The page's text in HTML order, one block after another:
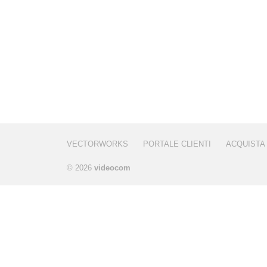
VECTORWORKS PORTALE CLIENTI ACQUISTA
© 2026 videocom